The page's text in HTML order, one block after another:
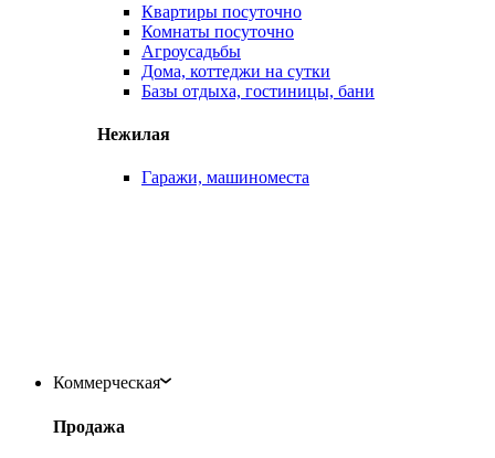
Квартиры посуточно
Комнаты посуточно
Агроусадьбы
Дома, коттеджи на сутки
Базы отдыха, гостиницы, бани
Нежилая
Гаражи, машиноместа
Коммерческая
Продажа